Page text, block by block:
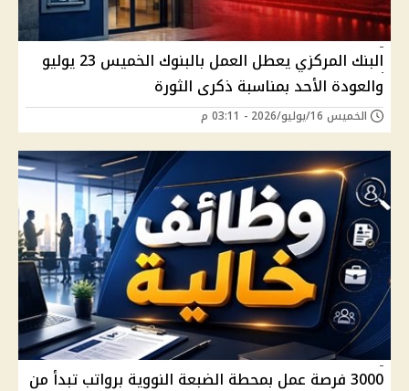
البنك المركزي يعطل العمل بالبنوك الخميس 23 يوليو
والعودة الأحد بمناسبة ذكرى الثورة
الخميس 16/يوليو/2026 - 03:11 م
3000 فرصة عمل بمحطة الضبعة النووية برواتب تبدأ من